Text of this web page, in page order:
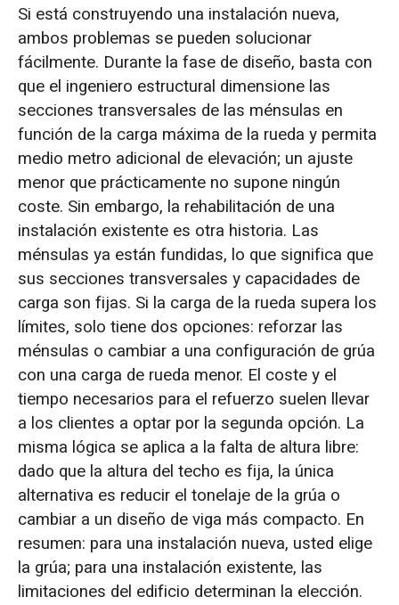
Si está construyendo una instalación nueva,
ambos problemas se pueden solucionar
fácilmente. Durante la fase de diseño, basta con
que el ingeniero estructural dimensione las
secciones transversales de las ménsulas en
función de la carga máxima de la rueda y permita
medio metro adicional de elevación; un ajuste
menor que prácticamente no supone ningún
coste. Sin embargo, la rehabilitación de una
instalación existente es otra historia. Las
ménsulas ya están fundidas, lo que significa que
sus secciones transversales y capacidades de
carga son fijas. Si la carga de la rueda supera los
límites, solo tiene dos opciones: reforzar las
ménsulas o cambiar a una configuración de grúa
con una carga de rueda menor. El coste y el
tiempo necesarios para el refuerzo suelen llevar
a los clientes a optar por la segunda opción. La
misma lógica se aplica a la falta de altura libre:
dado que la altura del techo es fija, la única
alternativa es reducir el tonelaje de la grúa o
cambiar a un diseño de viga más compacto. En
resumen: para una instalación nueva, usted elige
la grúa; para una instalación existente, las
limitaciones del edificio determinan la elección.